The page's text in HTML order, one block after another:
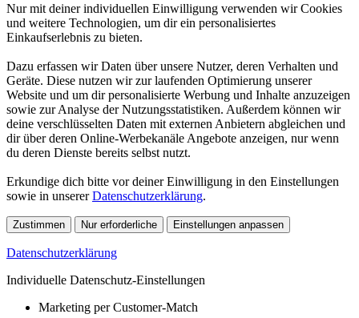
Nur mit deiner individuellen Einwilligung verwenden wir Cookies
und weitere Technologien, um dir ein personalisiertes
Einkaufserlebnis zu bieten.
Dazu erfassen wir Daten über unsere Nutzer, deren Verhalten und
Geräte. Diese nutzen wir zur laufenden Optimierung unserer
Website und um dir personalisierte Werbung und Inhalte anzuzeigen
sowie zur Analyse der Nutzungsstatistiken. Außerdem können wir
deine verschlüsselten Daten mit externen Anbietern abgleichen und
dir über deren Online-Werbekanäle Angebote anzeigen, nur wenn
du deren Dienste bereits selbst nutzt.
Erkundige dich bitte vor deiner Einwilligung in den Einstellungen
sowie in unsererDatenschutzerklärung.
Zustimmen Nur erforderliche Einstellungen anpassen
Datenschutzerklärung
Individuelle Datenschutz-Einstellungen
Marketing per Customer-Match